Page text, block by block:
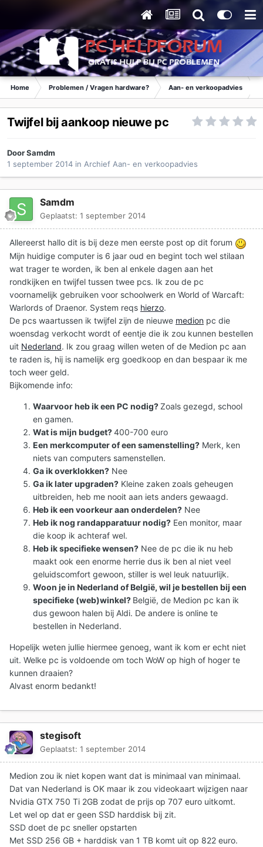
Home Problemen / Vragen hardware? Aan- en verkoopadvies
Twijfel bij aankoop nieuwe pc
DoorSamdm
1 september 2014 in Archief Aan- en verkoopadvies
Samdm
Geplaatst: 1 september 2014
Allereerst hallo dit is bij deze men eerste post op dit forum
Mijn huidige computer is 6 jaar oud en begint toch wel stilaan
wat trager te worden, ik ben al enkele dagen aan het
rondkijken en twijfel tussen twee pcs. Ik zou de pc
voornamelijk gebruiken voor schoolwerk en World of Warcaft:
Warlords of Draenor. System reqs hierzo.
De pcs waartussen ik twijfel zijn de nieuwe medion pc die
woensdag verkocht wordt of eentje die ik zou kunnen bestellen
uit Nederland. Ik zou graag willen weten of de Medion pc aan
te raden is, hij is namelijk erg goedkoop en dan bespaar ik me
toch weer geld.
Bijkomende info:
Waarvoor heb ik een PC nodig?Zoals gezegd, school
en gamen.
Wat is mijn budget?400-700 euro
Een merkcomputer of een samenstelling? Merk, ken
niets van computers samenstellen.
Ga ik overklokken? Nee
Ga ik later upgraden? Kleine zaken zoals geheugen
uitbreiden, heb me nooit aan iets anders gewaagd.
Heb ik een voorkeur aan onderdelen? Nee
Heb ik nog randapparatuur nodig? Een monitor, maar
die koop ik achteraf wel.
Heb ik specifieke wensen? Nee de pc die ik nu heb
maakt ook een enorme herrie dus ik ben al niet veel
geluidscomfort gewoon, stiller is wel leuk natuurlijk.
Woon je in Nederland of België, wil je bestellen bij een
specifieke (web)winkel? België, de Medion pc kan ik
dus gewoon halen bij Aldi. De andere is online te
bestellen in Nederland.
Hopelijk weten jullie hiermee genoeg, want ik kom er echt niet
uit. Welke pc is voldoende om toch WoW op high of hoger te
kunnen draaien?
Alvast enorm bedankt!
stegisoft
Geplaatst: 1 september 2014
Medion zou ik niet kopen want dat is minimaal van minimaal.
Dat van Nederland is OK maar ik zou videokaart wijzigen naar
Nvidia GTX 750 Ti 2GB zodat de prijs op 707 euro uitkomt.
Let wel op dat er geen SSD harddisk bij zit.
SSD doet de pc sneller opstarten
Met SSD 256 GB + harddisk van 1 TB komt uit op 822 euro.